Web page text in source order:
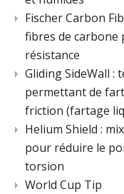
Fischer Carbon
fibres de carbone
résistance
Gliding SideWall :
permettant de
friction (fartage
Helium Shield :
pour réduire le
torsion
World Cup Tip